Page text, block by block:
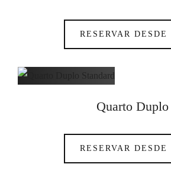
RESERVAR DESDE
Quarto Duplo
RESERVAR DESDE